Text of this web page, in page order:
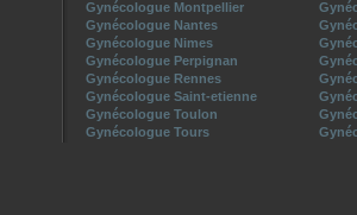
Gynécologue Montpellier
Gynécologue Nantes
Gynécologue Nimes
Gynécologue Perpignan
Gynécologue Rennes
Gynécologue Saint-etienne
Gynécologue Toulon
Gynécologue Tours